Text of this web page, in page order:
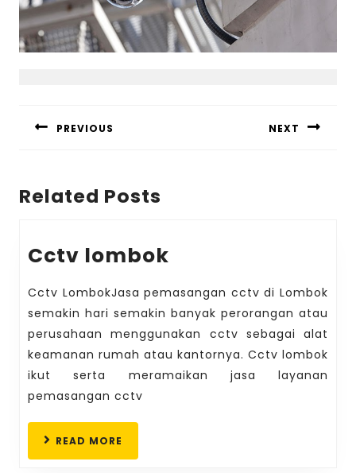
navigation
PREVIOUS NEXT
Related Posts
Cctv lombok
Cctv LombokJasa pemasangan cctv di Lombok
semakin hari semakin banyak perorangan atau
perusahaan menggunakan cctv sebagai alat
keamanan rumah atau kantornya. Cctv lombok
ikut serta meramaikan jasa layanan
pemasangan cctv
READ MORE